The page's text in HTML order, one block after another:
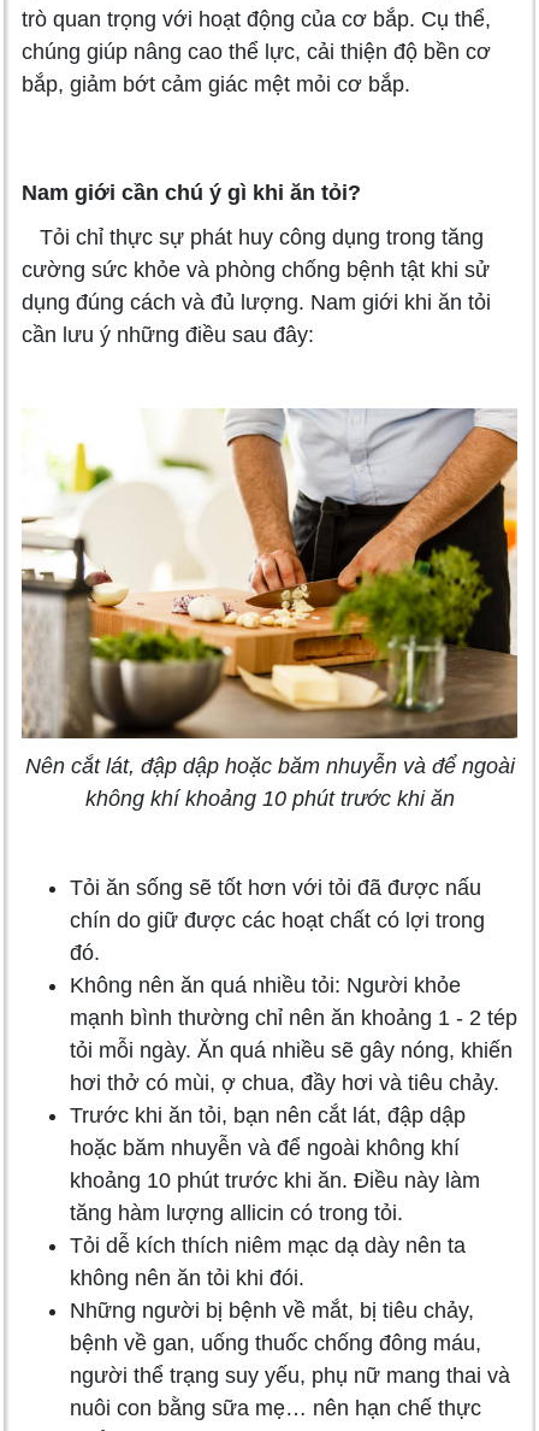
trò quan trọng với hoạt động của cơ bắp. Cụ thể,
chúng giúp nâng cao thể lực, cải thiện độ bền cơ
bắp, giảm bớt cảm giác mệt mỏi cơ bắp.
Nam giới cần chú ý gì khi ăn tỏi?
Tỏi chỉ thực sự phát huy công dụng trong tăng
cường sức khỏe và phòng chống bệnh tật khi sử
dụng đúng cách và đủ lượng. Nam giới khi ăn tỏi
cần lưu ý những điều sau đây:
Nên cắt lát, đập dập hoặc băm nhuyễn và để ngoài
không khí khoảng 10 phút trước khi ăn
Tỏi ăn sống sẽ tốt hơn với tỏi đã được nấu
chín do giữ được các hoạt chất có lợi trong
đó.
Không nên ăn quá nhiều tỏi: Người khỏe
mạnh bình thường chỉ nên ăn khoảng 1 - 2 tép
tỏi mỗi ngày. Ăn quá nhiều sẽ gây nóng, khiến
hơi thở có mùi, ợ chua, đầy hơi và tiêu chảy.
Trước khi ăn tỏi, bạn nên cắt lát, đập dập
hoặc băm nhuyễn và để ngoài không khí
khoảng 10 phút trước khi ăn. Điều này làm
tăng hàm lượng allicin có trong tỏi.
Tỏi dễ kích thích niêm mạc dạ dày nên ta
không nên ăn tỏi khi đói.
Những người bị bệnh về mắt, bị tiêu chảy,
bệnh về gan, uống thuốc chống đông máu,
người thể trạng suy yếu, phụ nữ mang thai và
nuôi con bằng sữa mẹ… nên hạn chế thực